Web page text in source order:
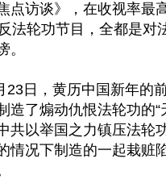
点访谈》，在收视率最
法轮功节目，全都是对
。
23日，黄历中国新年的
造了煽动仇恨法轮功的“
共以举国之力镇压法轮
情况下制造的一起栽赃